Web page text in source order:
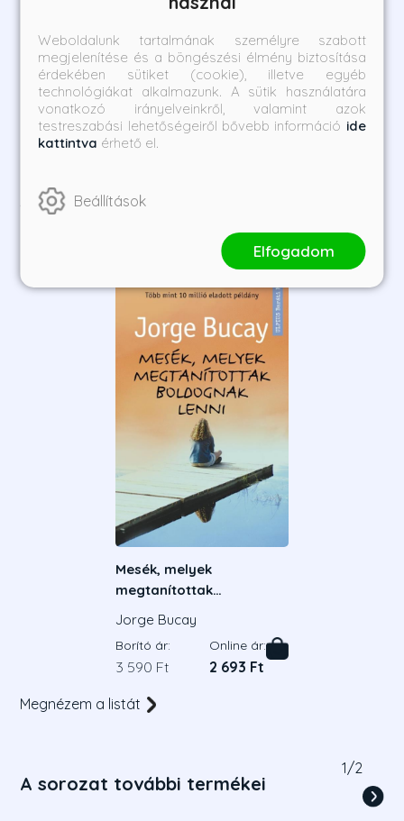
rögeszméje
Alison Weir
Borító ár:
8 990 Ft
Bevezető ár:
8 091 Ft
igazi királyné
Alison Weir
Borító ár:
8 990 Ft
Bevezető ár:
8 091 Ft
Megnézem a listát
Szerző további művei
Mesék, melyek
megtanítottak
Jorge Bucay
Borító ár:
3 590 Ft
Online ár:
2 693 Ft
Megnézem a listát
A sorozat további termékei
1/2
Weboldalunk tartalmának személyre szabott
megjelenítése és a böngészési élmény biztosítása
érdekében sütiket (cookie), illetve egyéb
technológiákat alkalmazunk. A sütik használatára
vonatkozó irányelveinkről, valamint azok
testreszabási lehetőségeiről bővebb információ ide
kattintva érhető el.
Beállítások
Elfogadom